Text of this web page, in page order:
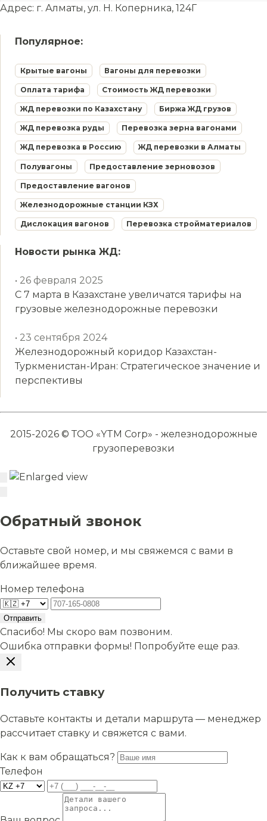
Адрес: г. Алматы, ул. Н. Коперника, 124Г
Популярное:
Крытые вагоны Вагоны для перевозки
Оплата тарифа Стоимость ЖД перевозки
ЖД перевозки по Казахстану Биржа ЖД грузов
ЖД перевозка руды Перевозка зерна вагонами
ЖД перевозка в Россию ЖД перевозки в Алматы
Полувагоны Предоставление зерновозов
Предоставление вагонов
Железнодорожные станции КЗХ
Дислокация вагонов Перевозка стройматериалов
Новости рынка ЖД:
• 26 февраля 2025
С 7 марта в Казахстане увеличатся тарифы на
грузовые железнодорожные перевозки
• 23 сентября 2024
Железнодорожный коридор Казахстан-
Туркменистан-Иран: Стратегическое значение и
перспективы
2015-2026 © ТОО «YTM Corp» - железнодорожные
грузоперевозки
Обратный звонок
Оставьте свой номер, и мы свяжемся с вами в
ближайшее время.
Номер телефона
Отправить
Спасибо! Мы скоро вам позвоним.
Ошибка отправки формы! Попробуйте еще раз.
Получить ставку
Оставьте контакты и детали маршрута — менеджер
рассчитает ставку и свяжется с вами.
Как к вам обращаться?
Телефон